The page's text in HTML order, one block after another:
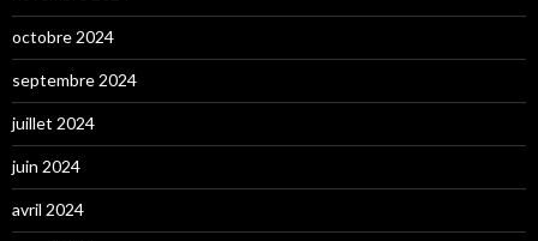
octobre 2024
septembre 2024
juillet 2024
juin 2024
avril 2024